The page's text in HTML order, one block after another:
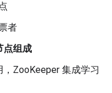
者
点组成
ZooKeeper 集成学习